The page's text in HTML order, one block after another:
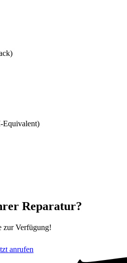
Equivalent)
Reparatur?
zur Verfügung!
anrufen